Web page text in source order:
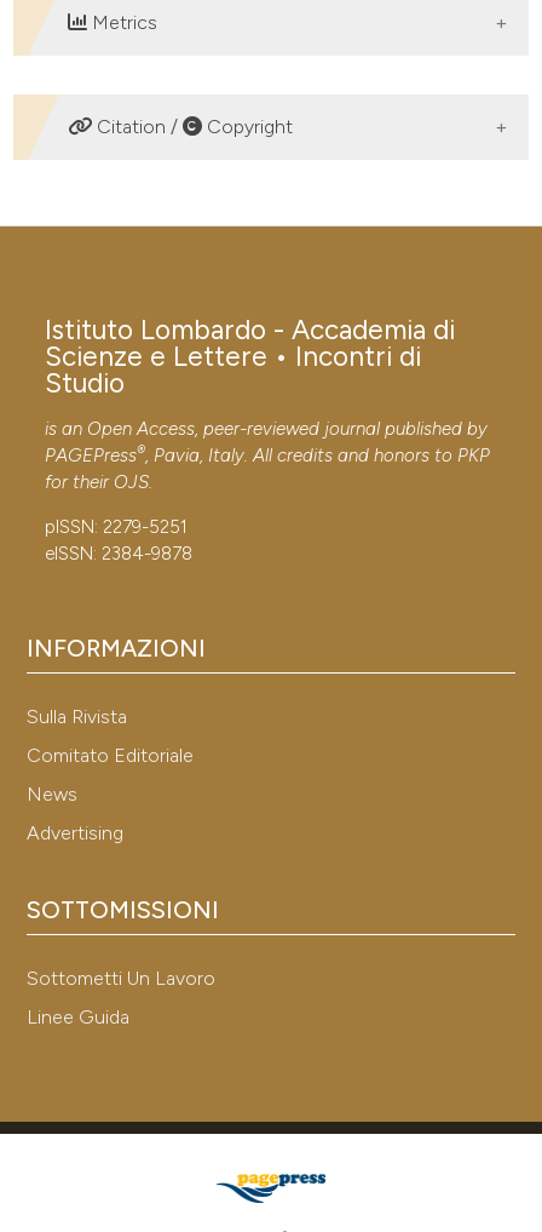
shows how a scientific paper
been cited by providing the
of the citation, a
describing whether
mentions, or contrasts
in which section the
Metrics
DOWNLOADS
Citation / Copyright
https://doi.org/10.4081/incontri.2019.550
Ulteriori formati di citazione
Istituto Lombardo - Accademia di
Scienze e Lettere • Incontri di
Studio
is an Open Access, peer-reviewed journal published by
PAGEPress®, Pavia, Italy. All credits and honors to PKP
for their OJS.
pISSN: 2279-5251
eISSN: 2384-9878
INFORMAZIONI
Sulla Rivista
Comitato Editoriale
News
Advertising
SOTTOMISSIONI
Sottometti Un Lavoro
Linee Guida